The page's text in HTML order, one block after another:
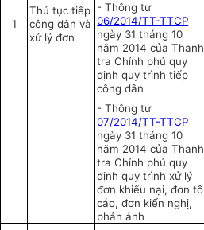
1
Thủ tục tiếp
công dân và
xử lý đơn
-Thông tư
06/2014/TT-TTCP
ngày 31 tháng 10
năm 2014 của Thanh
tra Chính phủ quy
định quy trình tiếp
công dân
-Thông tư
07/2014/TT-TTCP
ngày 31 tháng 10
năm 2014 của Thanh
tra Chính phủ quy
định quy trình xử lý
đơn khiếu nại, đơn tố
cáo, đơn kiến nghị,
phản ánh